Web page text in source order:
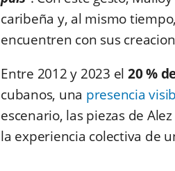
caribeña y, al mismo
encuentren con sus
Entre 2012 y 2023 el 20 %
cubanos, una presencia
escenario, las piezas de
la experiencia colectiva de